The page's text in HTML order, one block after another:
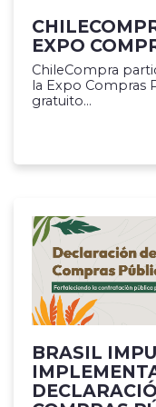
EXPO
ChileCompra
la Expo Compras
gratuito...
BRASIL